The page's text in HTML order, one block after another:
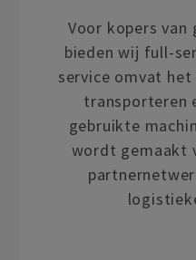
Voor kopers van
bieden wij full-
service omvat
transporteren
gebruikte
wordt gemaakt